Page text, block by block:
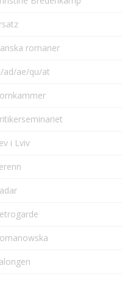
romaner
ad/ae/qu/at
i Lviv